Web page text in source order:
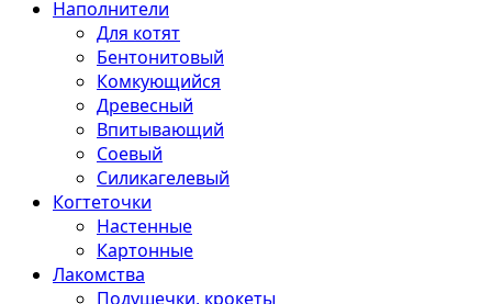
Наполнители
Для котят
Бентонитовый
Комкующийся
Древесный
Впитывающий
Соевый
Силикагелевый
Когтеточки
Настенные
Картонные
Лакомства
Подушечки, крокеты